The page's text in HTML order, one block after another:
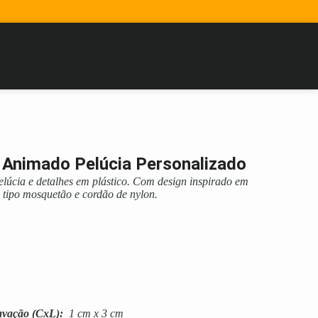
Pelúcia Personalizado
e detalhes em plástico. Com design inspirado em
mosquetão e cordão de nylon.
(CxL): 1 cm x 3 cm